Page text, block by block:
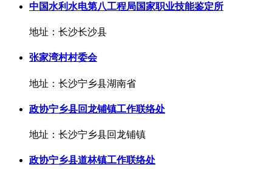
中国水利水电第八工程局国家职业技能鉴定所
地址：长沙长沙县
张家湾村村委会
地址：长沙宁乡县湖南省
政协宁乡县回龙铺镇工作联络处
地址：长沙宁乡县回龙铺镇
政协宁乡县道林镇工作联络处